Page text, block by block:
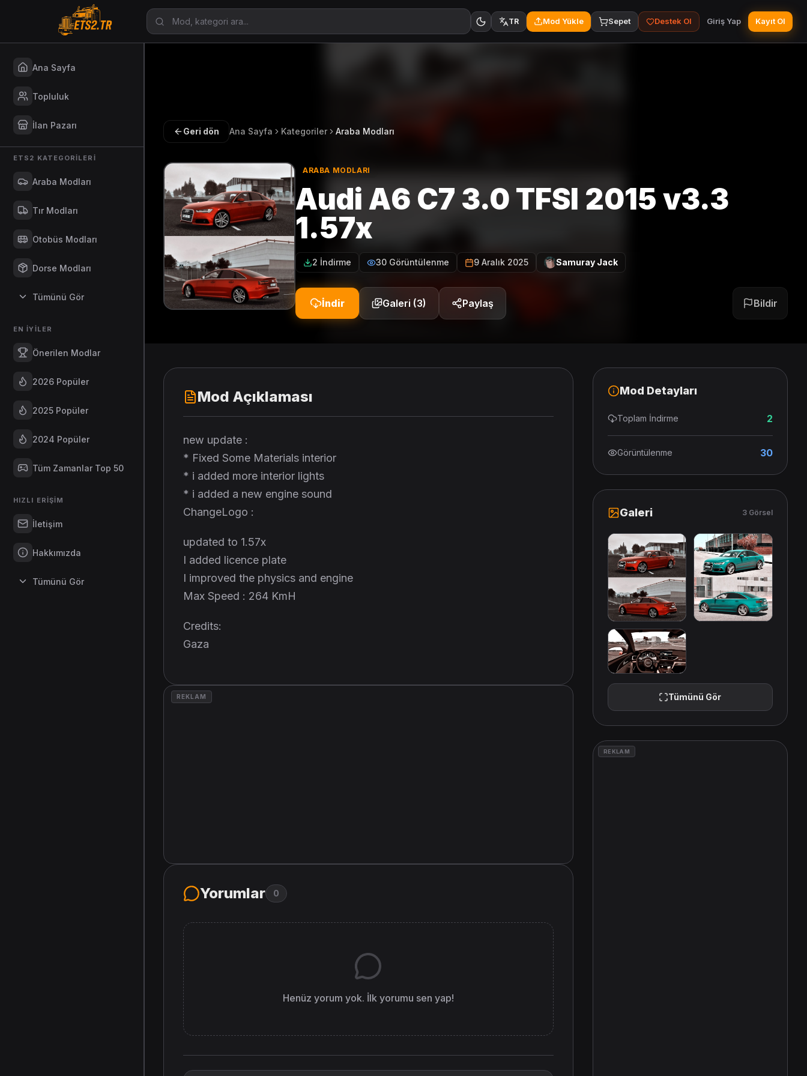
TR Mod Yükle Sepet Destek Ol Giriş Yap Kayıt Ol
Ana Sayfa
Topluluk
İlan Pazarı
ETS2 KATEGORILERI
Araba Modları
Tır Modları
Otobüs Modları
Dorse Modları
Tümünü Gör
EN İYILER
Önerilen Modlar
2026 Popüler
2025 Popüler
2024 Popüler
Tüm Zamanlar Top 50
HIZLI ERIŞIM
İletişim
Hakkımızda
Tümünü Gör
Geri dön Ana Sayfa Kategoriler Araba Modları
ARABA MODLARI
Audi A6 C7 3.0 TFSI 2015 v3.3
1.57x
2 İndirme 30 Görüntülenme 9 Aralık 2025 Samuray Jack
İndir Galeri (3) Paylaş Bildir
Mod Açıklaması
new update :
* Fixed Some Materials interior
* i added more interior lights
* i added a new engine sound
ChangeLogo :
updated to 1.57x
I added licence plate
I improved the physics and engine
Max Speed : 264 KmH
Credits:
Gaza
REKLAM
Yorumlar 0
Henüz yorum yok. İlk yorumu sen yap!
Mod Detayları
Toplam İndirme 2
Görüntülenme 30
Galeri 3 Görsel
Tümünü Gör
REKLAM